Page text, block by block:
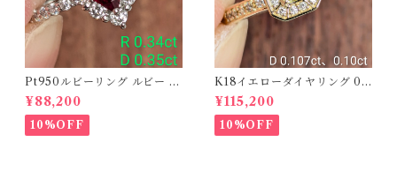
Pt950ルビーリング ルビー 0.
34ct ダイヤモンド 0.35ct【P
RO206885】
¥88,200
10%OFF
K18イエローダイヤリング 0.1
07ct D 0.10ct【PRO20878
1】
¥115,200
10%OFF